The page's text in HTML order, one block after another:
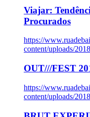
Viajar:
Procurados
https://
content/uploads/
OUT///FEST
https://
content/uploads/